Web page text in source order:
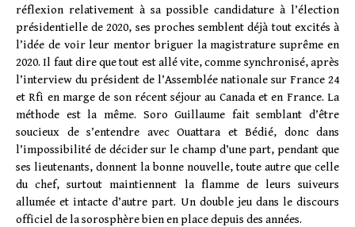
réflexion relativement à sa possible candidature à l’élection
présidentielle de 2020, ses proches semblent déjà tout excités à
l’idée de voir leur mentor briguer la magistrature suprême en
2020. Il faut dire que tout est allé vite, comme synchronisé, après
l’interview du président de l’Assemblée nationale sur France 24
et Rfi en marge de son récent séjour au Canada et en France. La
méthode est la même. Soro Guillaume fait semblant d’être
soucieux de s’entendre avec Ouattara et Bédié, donc dans
l’impossibilité de décider sur le champ d’une part, pendant que
ses lieutenants, donnent la bonne nouvelle, toute autre que celle
du chef, surtout maintiennent la flamme de leurs suiveurs
allumée et intacte d’autre part. Un double jeu dans le discours
officiel de la sorosphère bien en place depuis des années.